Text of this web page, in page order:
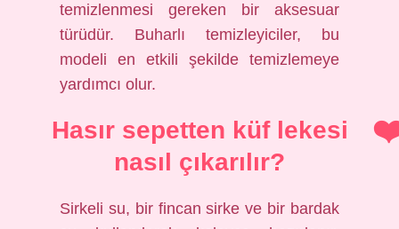
temizlenmesi gereken bir aksesuar
türüdür. Buharlı temizleyiciler, bu
modeli en etkili şekilde temizlemeye
yardımcı olur.
Hasır sepetten küf lekesi
nasıl çıkarılır?
Sirkeli su, bir fincan sirke ve bir bardak